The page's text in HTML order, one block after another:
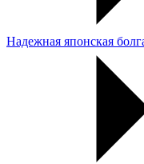
Надежная японская